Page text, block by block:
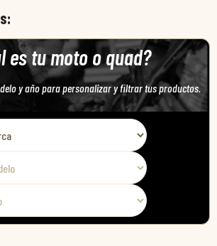
es tu moto o quad?
y año para personalizar y filtrar tus productos.